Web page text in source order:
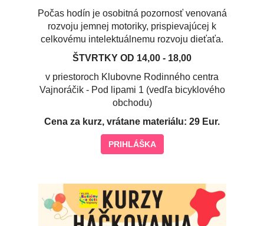
Počas hodín je osobitná pozornosť venovaná
rozvoju jemnej motoriky, prispievajúcej k
celkovému intelektuálnemu rozvoju dieťaťa.
ŠTVRTKY OD 14,00 - 18,00
v priestoroch Klubovne Rodinného centra
Vajnoráčik - Pod lipami 1 (vedľa bicyklového
obchodu)
Cena za kurz, vrátane materiálu: 29 Eur.
PRIHLÁŠKA